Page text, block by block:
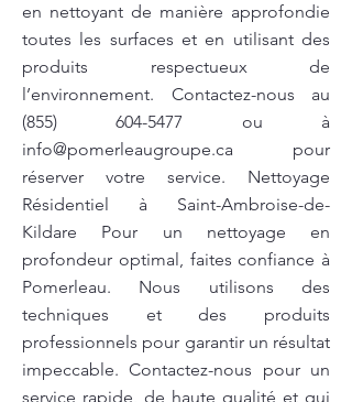
en nettoyant de manière approfondie
toutes les surfaces et en utilisant des
produits respectueux de
l’environnement. Contactez-nous au
(855) 604-5477 ou à
info@pomerleaugroupe.ca pour
réserver votre service. Nettoyage
Résidentiel à Saint-Ambroise-de-
Kildare Pour un nettoyage en
profondeur optimal, faites confiance à
Pomerleau. Nous utilisons des
techniques et des produits
professionnels pour garantir un résultat
impeccable. Contactez-nous pour un
service rapide, de haute qualité et qui